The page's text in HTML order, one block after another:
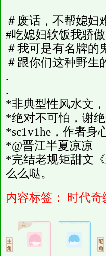
＃废话，不帮媳妇
#吃媳妇软饭我骄傲
＃我可是有名牌的
＃跟你们这种野生
.
.
*非典型性风水文
*绝对不可怕，谢绝
*sc1v1he，作者身
*@晋江半夏凉凉
*完结老规矩甜文
么么哒。
内容标签：
时代奇